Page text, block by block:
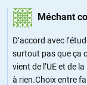
Méchant
D’accord avec
surtout pas que ça
vient de l’UE et de
à rien.Choix entre